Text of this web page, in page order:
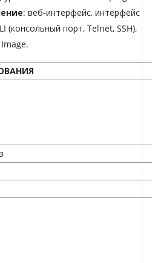
: веб‑интерфейс, интерфейс
(консольный порт, Telnet, SSH),